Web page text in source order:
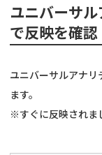
ユニバーサ
で反映を確認
ユニバーサルアナ
ます。
※すぐに反映されま